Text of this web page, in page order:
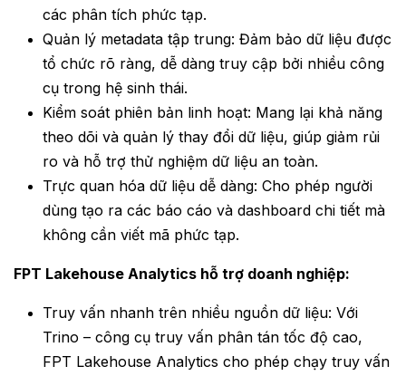
các phân tích phức tạp.
Quản lý metadata tập trung: Đảm bảo dữ liệu được
tổ chức rõ ràng, dễ dàng truy cập bởi nhiều công
cụ trong hệ sinh thái.
Kiểm soát phiên bản linh hoạt: Mang lại khả năng
theo dõi và quản lý thay đổi dữ liệu, giúp giảm rủi
ro và hỗ trợ thử nghiệm dữ liệu an toàn.
Trực quan hóa dữ liệu dễ dàng: Cho phép người
dùng tạo ra các báo cáo và dashboard chi tiết mà
không cần viết mã phức tạp.
FPT Lakehouse Analytics hỗ trợ doanh nghiệp:
Truy vấn nhanh trên nhiều nguồn dữ liệu: Với
Trino – công cụ truy vấn phân tán tốc độ cao,
FPT Lakehouse Analytics cho phép chạy truy vấn